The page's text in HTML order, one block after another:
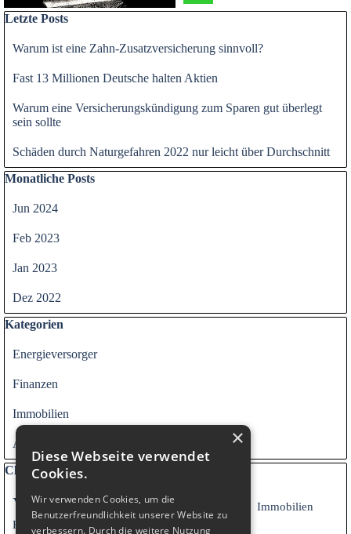
Block überspringen Letzte Posts
Letzte Posts
Warum ist eine Zahn-Zusatzversicherung sinnvoll?
Fast 13 Millionen Deutsche halten Aktien
Warum eine Versicherungskündigung zum Sparen gut überlegt
sein sollte
Schäden durch Naturgefahren 2022 nur leicht über Durchschnitt
Block überspringen Monatliche Posts
Monatliche Posts
Jun 2024
Feb 2023
Jan 2023
Dez 2022
Block überspringen Kategorien
Kategorien
Energieversorger
Finanzen
Immobilien
Alle Kategorien
Block überspringen Clouds
Clouds
Versicherung Energieversorger
Immobilien
Kredite
Finanzen
×
Diese Webseite verwendet
Cookies.
Wir verwenden Cookies, um die
Benutzerfreundlichkeit unserer Website zu
verbessern. Durch die weitere Nutzung